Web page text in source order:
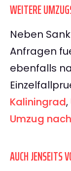
WEITERE
Neben
Anfragen
ebenfalls
Kaliningrad,
Umzug
AUCH JENSEITS